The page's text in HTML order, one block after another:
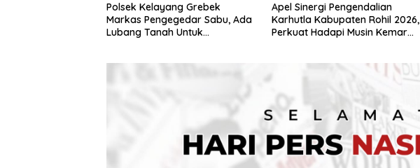
Polsek Kelayang Grebek
Markas Pengegedar Sabu, Ada
Lubang Tanah Untuk
Apel Sinergi Pengendalian
Karhutla Kabupaten Rohil 2026,
Perkuat Hadapi Musin Kemarau